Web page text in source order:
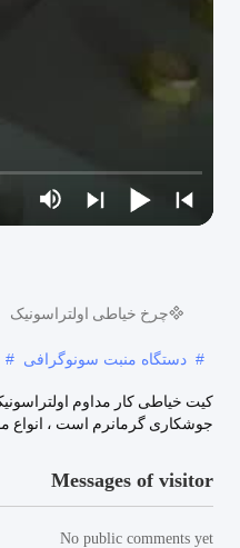
چرخ خیاطی اولتراسونیک
# دستگاه منبت سونوگرافی #
جوشکاری گرمانرم است ، انواع
Messages of visitor
No public comments yet